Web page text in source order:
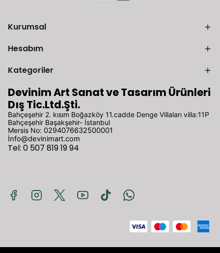
Kurumsal
Hesabım
Kategoriler
Devinim Art Sanat ve Tasarım Ürünleri
Dış Tic.Ltd.Şti.
Bahçeşehir 2. kısım Boğazköy 11.cadde Denge Villaları villa:11P
Bahçeşehir Başakşehir- İstanbul
Mersis No: 0294076632500001
İnfo@devinimart.com
Tel: 0 507 819 19 94